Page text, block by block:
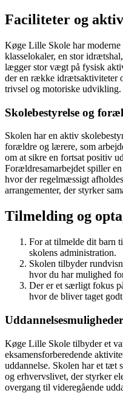
Faciliteter og
Køge Lille Skole har
klasselokaler, en stor
lægger stor vægt på fysisk
der en række idrætsaktiviteter
trivsel og motoriske udvikling.
Skolebestyrelse og
Skolen har en aktiv
forældre og lærere, som
om at sikre en fortsat positiv
Forældresamarbejdet spiller
hvor der regelmæssigt
arrangementer, der styrker
Tilmelding og
For at tilmelde dit barn
skolens administration.
Skolen tilbyder
hvor du har mulighed
Der er et særligt fokus
hvor de bliver taget
Køge Lille Skole tilbyder et
eksamensforberedende
uddannelse. Skolen har et tæt
og erhvervslivet, der styrker
overgang til videregående